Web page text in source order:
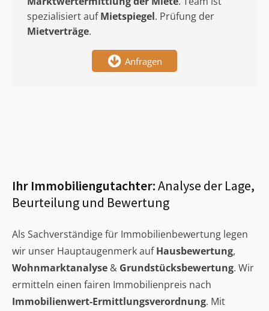
spezialisiert aufMietspiegel. Prüfung der
Mietverträge.
Anfragen
Ihr Immobiliengutachter:Analyse der Lage,
Beurteilung und Bewertung
Als Sachverständige für Immobilienbewertung legen
wir unser Hauptaugenmerk aufHausbewertung,
Wohnmarktanalyse & Grundstücksbewertung. Wir
ermitteln einen fairen Immobilienpreis nach
Immobilienwert-Ermittlungsverordnung. Mit